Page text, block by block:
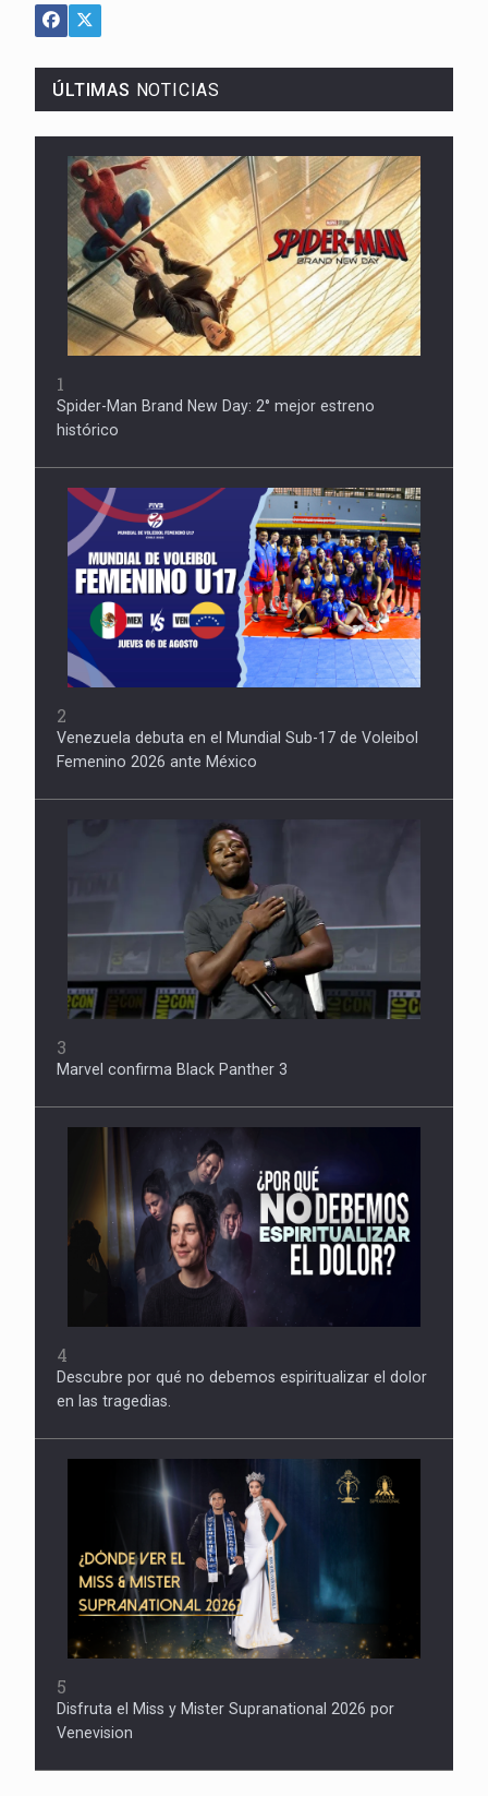
ÚLTIMAS NOTICIAS
1
Spider-Man Brand New Day: 2° mejor estreno
histórico
2
Venezuela debuta en el Mundial Sub-17 de Voleibol
Femenino 2026 ante México
3
Marvel confirma Black Panther 3
4
Descubre por qué no debemos espiritualizar el dolor
en las tragedias.
5
Disfruta el Miss y Mister Supranational 2026 por
Venevision